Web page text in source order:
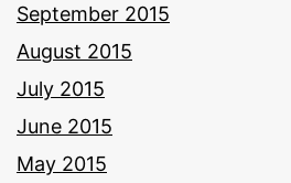
September 2015
August 2015
July 2015
June 2015
May 2015